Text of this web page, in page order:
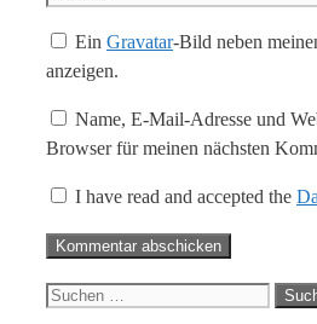
EinGravatar-Bild neben
anzeigen.
Name, E-Mail-Adresse und
Browser für meinen nächsten
I have read and accepted the
Suche